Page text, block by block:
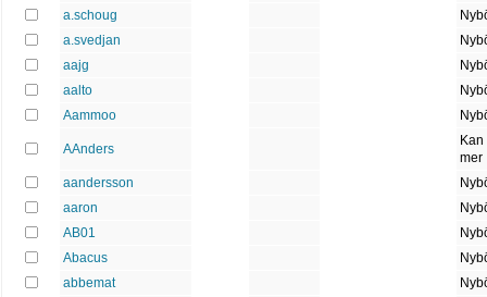
a.schoug
a.svedjan
aajg
aalto
Aammoo
AAnders
mer
aandersson
aaron
AB01
Abacus
abbemat